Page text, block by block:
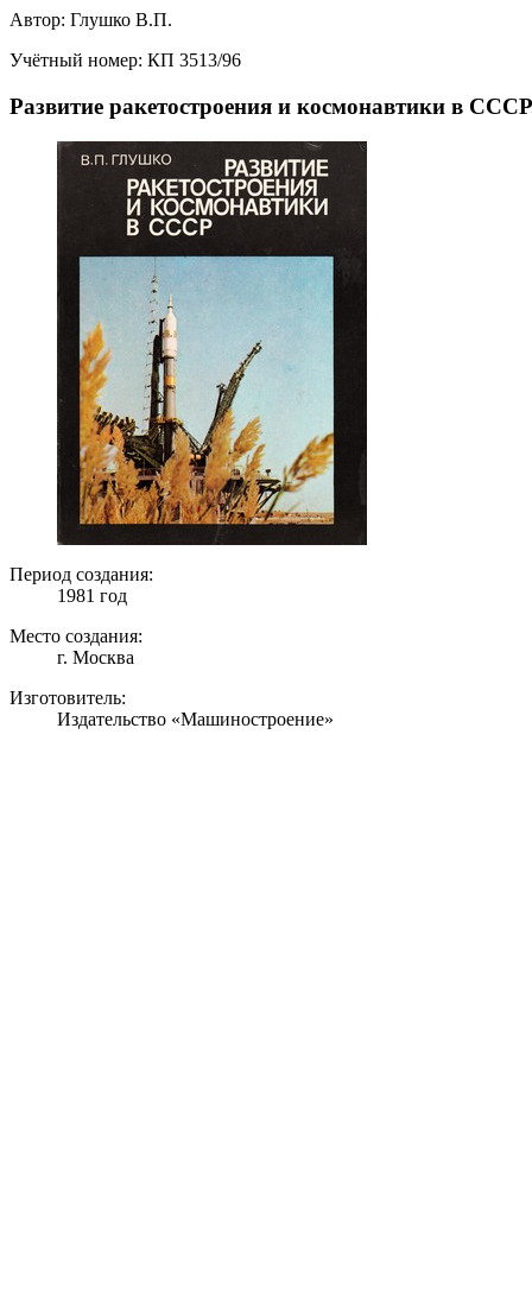
Автор: Глушко В.П.
Учётный номер: КП 3513/96
Развитие ракетостроения и космонавтики в
Период создания:
1981 год
Место создания:
г. Москва
Изготовитель:
Издательство «Машиностроение»